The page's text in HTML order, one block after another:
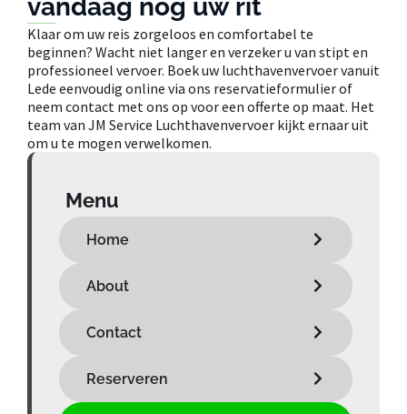
vandaag nog uw rit
Klaar om uw reis zorgeloos en comfortabel te
beginnen? Wacht niet langer en verzeker u van stipt en
professioneel vervoer. Boek uw luchthavenvervoer vanuit
Lede eenvoudig online via ons reservatieformulier of
neem contact met ons op voor een offerte op maat. Het
team van JM Service Luchthavenvervoer kijkt ernaar uit
om u te mogen verwelkomen.
Menu
Home
About
Contact
Reserveren